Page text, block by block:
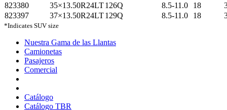
823380 35×13.50R24LT126Q 8.5-11.0 18
823397
37×13.50R24LT129Q 8.5-11.0 18
*Indicates SUV size
Nuestra Gama de las Llantas
Camionetas
Pasajeros
Comercial
Catálogo
Catálogo TBR